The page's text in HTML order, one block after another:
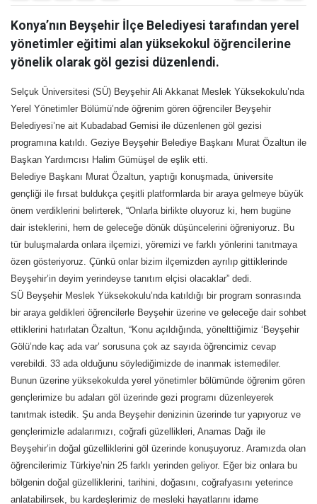
Konya’nın Beyşehir İlçe Belediyesi tarafından yerel
yönetimler eğitimi alan yüksekokul öğrencilerine
yönelik olarak göl gezisi düzenlendi.
Selçuk Üniversitesi (SÜ) Beyşehir Ali Akkanat Meslek Yüksekokulu’nda
Yerel Yönetimler Bölümü’nde öğrenim gören öğrenciler Beyşehir
Belediyesi’ne ait Kubadabad Gemisi ile düzenlenen göl gezisi
programına katıldı. Geziye Beyşehir Belediye Başkanı Murat Özaltun ile
Başkan Yardımcısı Halim Gümüşel de eşlik etti.
Belediye Başkanı Murat Özaltun, yaptığı konuşmada, üniversite
gençliği ile fırsat buldukça çeşitli platformlarda bir araya gelmeye büyük
önem verdiklerini belirterek, “Onlarla birlikte oluyoruz ki, hem bugüne
dair isteklerini, hem de geleceğe dönük düşüncelerini öğreniyoruz. Bu
tür buluşmalarda onlara ilçemizi, yöremizi ve farklı yönlerini tanıtmaya
özen gösteriyoruz. Çünkü onlar bizim ilçemizden ayrılıp gittiklerinde
Beyşehir’in deyim yerindeyse tanıtım elçisi olacaklar” dedi.
SÜ Beyşehir Meslek Yüksekokulu’nda katıldığı bir program sonrasında
bir araya geldikleri öğrencilerle Beyşehir üzerine ve geleceğe dair sohbet
ettiklerini hatırlatan Özaltun, “Konu açıldığında, yönelttiğimiz ‘Beyşehir
Gölü’nde kaç ada var’ sorusuna çok az sayıda öğrencimiz cevap
verebildi. 33 ada olduğunu söylediğimizde de inanmak istemediler.
Bunun üzerine yüksekokulda yerel yönetimler bölümünde öğrenim gören
gençlerimize bu adaları göl üzerinde gezi programı düzenleyerek
tanıtmak istedik. Şu anda Beyşehir denizinin üzerinde tur yapıyoruz ve
gençlerimizle adalarımızı, coğrafi güzellikleri, Anamas Dağı ile
Beyşehir’in doğal güzelliklerini göl üzerinde konuşuyoruz. Aramızda olan
öğrencilerimiz Türkiye’nin 25 farklı yerinden geliyor. Eğer biz onlara bu
bölgenin doğal güzelliklerini, tarihini, doğasını, coğrafyasını yeterince
anlatabilirsek, bu kardeşlerimiz de mesleki hayatlarını idame